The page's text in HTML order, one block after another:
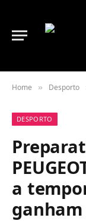
Home » Desporto
DESPORTO
a